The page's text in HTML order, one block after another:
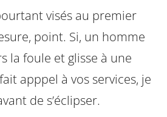
visés au premier
point. Si, un homme
la foule et glisse à une
apppel à vos services, je
de s’éclipser.